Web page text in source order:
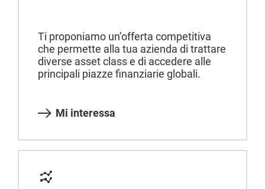
Ti proponiamo un’offerta competitiva
che permette alla tua azienda di trattare
diverse asset class e di accedere alle
principali piazze finanziarie globali.
Mi interessa